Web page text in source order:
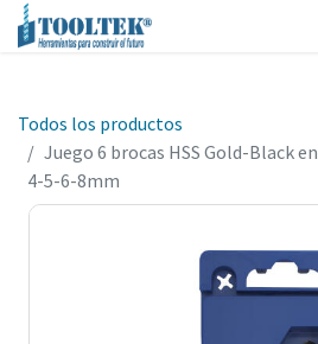
Todos los productos
Juego 6 brocas HSS Gold-Black
4-5-6-8mm